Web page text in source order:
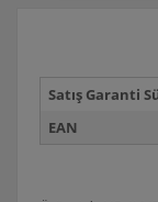
Satış Garanti
EAN